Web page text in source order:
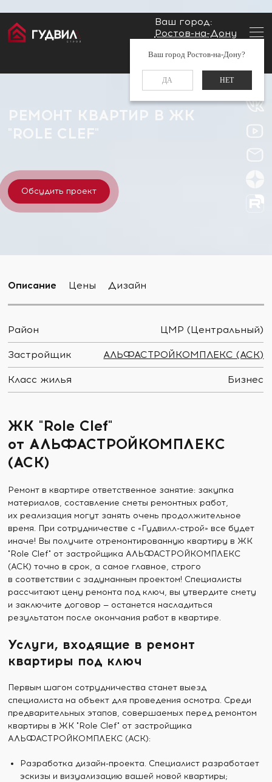
Ваш город:
Ростов-на-Дону
Ваш город Ростов-на-Дону?
ДА НЕТ
Заказать звонок
Главная Застройщики
РЕМОНТ КВАРТИР В ЖК
"ROLE CLEF"
Обсудить проект
Описание Цены Дизайн
Район ЦМР (Центральный)
Застройщик АЛЬФАСТРОЙКОМПЛЕКС (АСК)
Класс жилья Бизнес
ЖК "Role Clef"
от АЛЬФАСТРОЙКОМПЛЕКС
(АСК)
Ремонт в квартире ответственное занятие: закупка
материалов, составление сметы ремонтных работ,
их реализация могут занять очень продолжительное
время. При сотрудничестве с «Гудвилл-строй» все будет
иначе! Вы получите отремонтированную квартиру в ЖК
"Role Clef" от застройщика АЛЬФАСТРОЙКОМПЛЕКС
(АСК) точно в срок, а самое главное, строго
в соответствии с задуманным проектом! Специалисты
рассчитают цену ремонта под ключ, вы утвердите смету
и заключите договор — останется насладиться
результатом после окончания работ в квартире.
Услуги, входящие в ремонт
квартиры под ключ
Первым шагом сотрудничества станет выезд
специалиста на объект для проведения осмотра. Среди
предварительных этапов, совершаемых перед ремонтом
квартиры в ЖК "Role Clef" от застройщика
АЛЬФАСТРОЙКОМПЛЕКС (АСК):
Разработка дизайн-проекта. Специалист разработает
эскизы и визуализацию вашей новой квартиры;